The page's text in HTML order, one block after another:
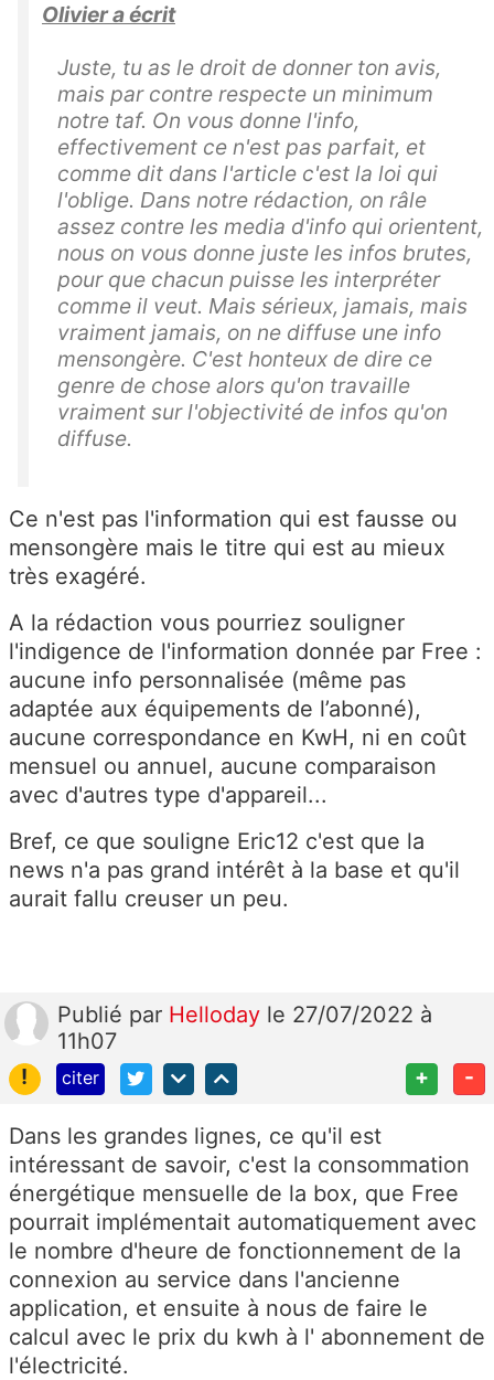
Olivier a écrit
Juste, tu as le droit de donner ton avis,
mais par contre respecte un minimum
notre taf. On vous donne l'info,
effectivement ce n'est pas parfait, et
comme dit dans l'article c'est la loi qui
l'oblige. Dans notre rédaction, on râle
assez contre les media d'info qui orientent,
nous on vous donne juste les infos brutes,
pour que chacun puisse les interpréter
comme il veut. Mais sérieux, jamais, mais
vraiment jamais, on ne diffuse une info
mensongère. C'est honteux de dire ce
genre de chose alors qu'on travaille
vraiment sur l'objectivité de infos qu'on
diffuse.
Ce n'est pas l'information qui est fausse ou
mensongère mais le titre qui est au mieux
très exagéré.
A la rédaction vous pourriez souligner
l'indigence de l'information donnée par Free :
aucune info personnalisée (même pas
adaptée aux équipements de l’abonné),
aucune correspondance en KwH, ni en coût
mensuel ou annuel, aucune comparaison
avec d'autres type d'appareil...
Bref, ce que souligne Eric12 c'est que la
news n'a pas grand intérêt à la base et qu'il
aurait fallu creuser un peu.
Publié par Helloday le 27/07/2022 à
11h07
!
citer + -
Dans les grandes lignes, ce qu'il est
intéressant de savoir, c'est la consommation
énergétique mensuelle de la box, que Free
pourrait implémentait automatiquement avec
le nombre d'heure de fonctionnement de la
connexion au service dans l'ancienne
application, et ensuite à nous de faire le
calcul avec le prix du kwh à l' abonnement de
l'électricité.